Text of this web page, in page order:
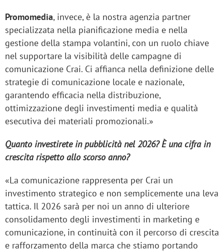
Promomedia, invece, è la nostra agenzia partner
specializzata nella pianificazione media e nella
gestione della stampa volantini, con un ruolo chiave
nel supportare la visibilità delle campagne di
comunicazione Crai. Ci affianca nella definizione delle
strategie di comunicazione locale e nazionale,
garantendo efficacia nella distribuzione,
ottimizzazione degli investimenti media e qualità
esecutiva dei materiali promozionali.»
Quanto investirete in pubblicità nel 2026? È una cifra in
crescita rispetto allo scorso anno?
«La comunicazione rappresenta per Crai un
investimento strategico e non semplicemente una leva
tattica. Il 2026 sarà per noi un anno di ulteriore
consolidamento degli investimenti in marketing e
comunicazione, in continuità con il percorso di crescita
e rafforzamento della marca che stiamo portando